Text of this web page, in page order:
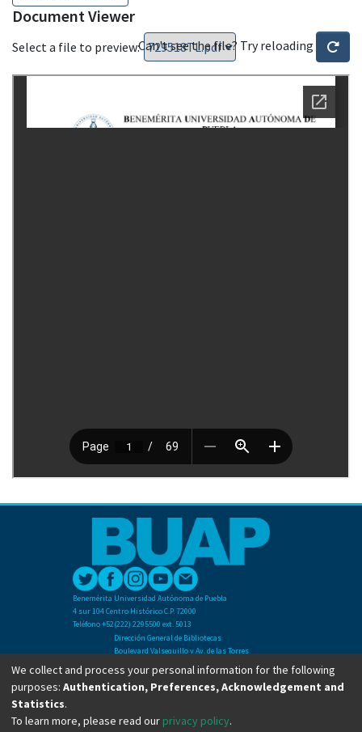
Document Viewer
Select a file to preview:Can't see the file? Try reloading
Benemérita Universidad Autónoma de Puebla
4 sur 104 Centro Histórico C.P. 72000
Teléfono +52(222) 2295500 ext. 5013
Dirección General de Bibliotecas
Boulevard Valsequillo y Av. de las Torres
Ciudad Universitaria. Col. San Manuel
C.P. 72570
Teléfono +52 (222) 2295500 Ext 2901
We collect and process your personal information for the following
purposes: Authentication, Preferences, Acknowledgement and
Statistics.
To learn more, please read our privacy policy.